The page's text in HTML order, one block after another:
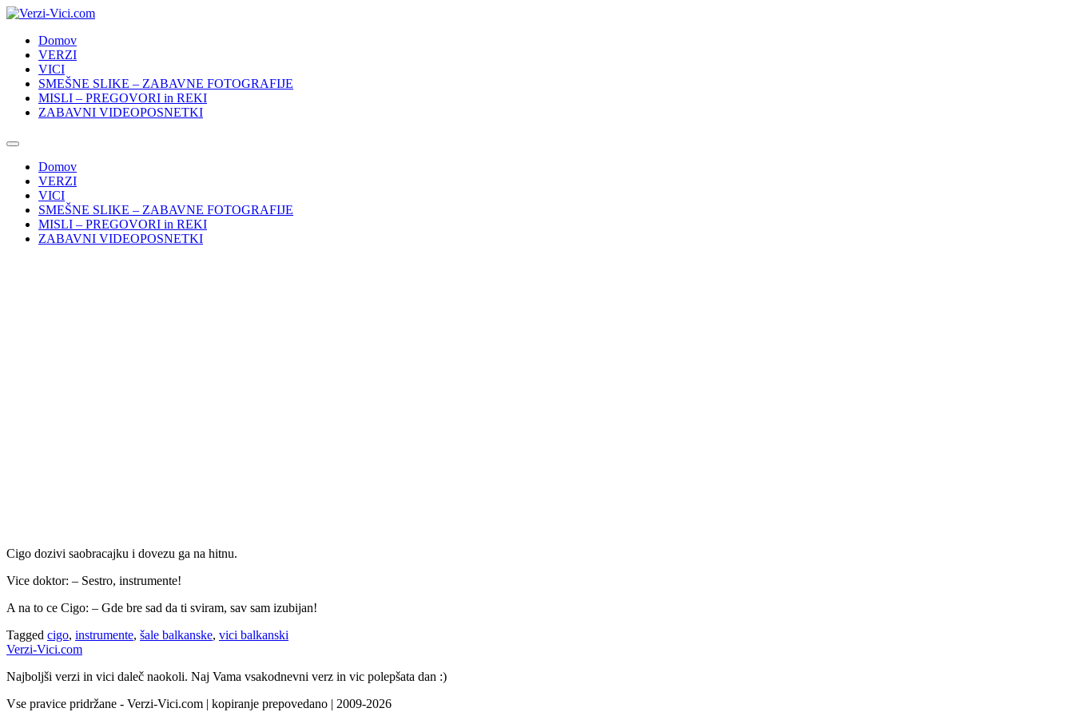
Skip
contentDomov
VERZI
VICI
SMEŠNE SLIKE – ZABAVNE FOTOGRAFIJE
MISLI – PREGOVORI in REKI
ZABAVNI VIDEOPOSNETKI
Domov
VERZI
VICI
SMEŠNE SLIKE – ZABAVNE FOTOGRAFIJE
MISLI – PREGOVORI in REKI
ZABAVNI VIDEOPOSNETKI
Cigo dozivi saobracajku i dovezu ga na hitnu.
Vice doktor: – Sestro, instrumente!
A na to ce Cigo: – Gde bre sad da ti sviram, sav sam izubijan!
Tagged cigo, instrumente, šale balkanske, vici balkanski
Verzi-Vici.com
Najboljši verzi in vici daleč naokoli. Naj Vama vsakodnevni verz in vic polepšata dan :)
Vse pravice pridržane - Verzi-Vici.com | kopiranje prepovedano | 2009-2026